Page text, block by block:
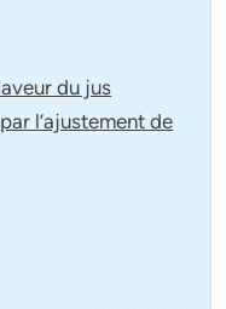
du jus
l’ajustement de